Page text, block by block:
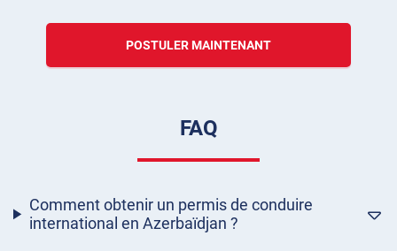
POSTULER MAINTENANT
FAQ
Comment obtenir un permis de conduire
international en Azerbaïdjan ?